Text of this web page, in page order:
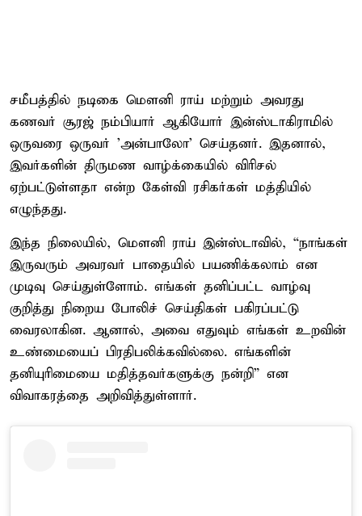
சமீபத்தில் நடிகை மௌனி ராய் மற்றும் அவரது
கணவர் சூரஜ் நம்பியார் ஆகியோர் இன்ஸ்டாகிராமில்
ஒருவரை ஒருவர் 'அன்பாலோ' செய்தனர். இதனால்,
இவர்களின் திருமண வாழ்க்கையில் விரிசல்
ஏற்பட்டுள்ளதா என்ற கேள்வி ரசிகர்கள் மத்தியில்
எழுந்தது.
இந்த நிலையில், மௌனி ராய் இன்ஸ்டாவில், “நாங்கள்
இருவரும் அவரவர் பாதையில் பயணிக்கலாம் என
முடிவு செய்துள்ளோம். எங்கள் தனிப்பட்ட வாழ்வு
குறித்து நிறைய போலிச் செய்திகள் பகிரப்பட்டு
வைரலாகின. ஆனால், அவை எதுவும் எங்கள் உறவின்
உண்மையைப் பிரதிபலிக்கவில்லை. எங்களின்
தனியுரிமையை மதித்தவர்களுக்கு நன்றி” என
விவாகரத்தை அறிவித்துள்ளார்.